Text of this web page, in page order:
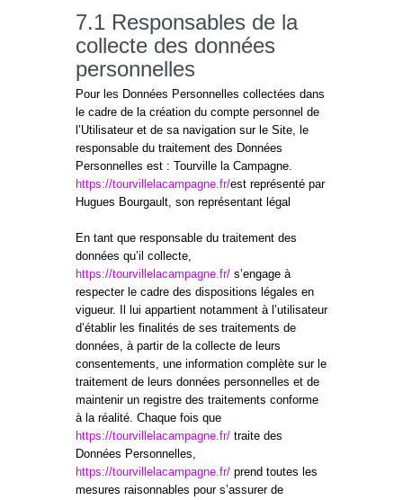
7.1 Responsables de la
collecte des données
personnelles
Pour les Données Personnelles collectées dans
le cadre de la création du compte personnel de
l’Utilisateur et de sa navigation sur le Site, le
responsable du traitement des Données
Personnelles est : Tourville la Campagne.
https://tourvillelacampagne.fr/est représenté par
Hugues Bourgault, son représentant légal
En tant que responsable du traitement des
données qu’il collecte,
https://tourvillelacampagne.fr/ s’engage à
respecter le cadre des dispositions légales en
vigueur. Il lui appartient notamment à l’utilisateur
d’établir les finalités de ses traitements de
données, à partir de la collecte de leurs
consentements, une information complète sur le
traitement de leurs données personnelles et de
maintenir un registre des traitements conforme
à la réalité. Chaque fois que
https://tourvillelacampagne.fr/ traite des
Données Personnelles,
https://tourvillelacampagne.fr/ prend toutes les
mesures raisonnables pour s’assurer de